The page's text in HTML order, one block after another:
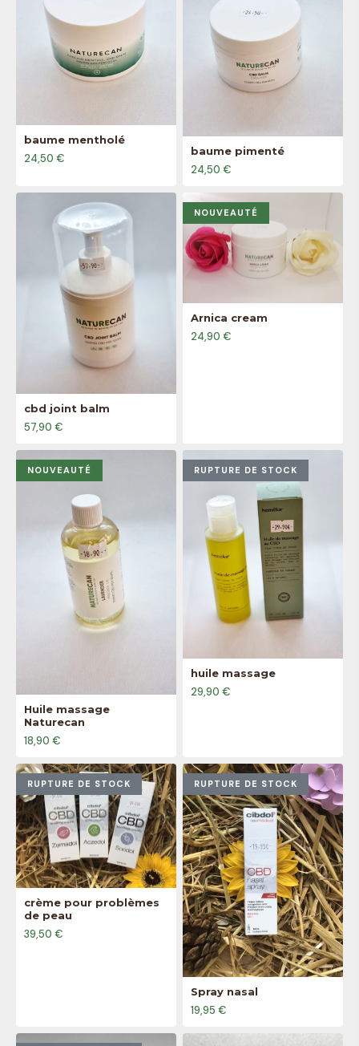
baume mentholé
24,50 €
baume pimenté
24,50 €
cbd joint balm
57,90 €
NOUVEAUTÉ
Arnica cream
24,90 €
NOUVEAUTÉ
Huile massage
Naturecan
18,90 €
RUPTURE DE STOCK
huile massage
29,90 €
RUPTURE DE STOCK
crème pour problèmes
de peau
39,50 €
RUPTURE DE STOCK
Spray nasal
19,95 €